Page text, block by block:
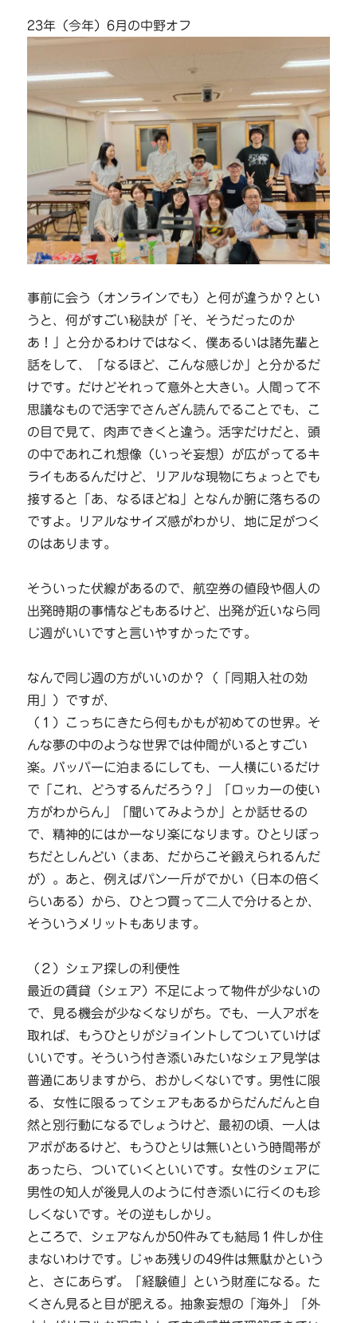
23年（今年）6月の中野オフ
事前に会う（オンラインでも）と何が違うか？とい
うと、何がすごい秘訣が「そ、そうだったのか
あ！」と分かるわけではなく、僕あるいは諸先輩と
話をして、「なるほど、こんな感じか」と分かるだ
けです。だけどそれって意外と大きい。人間って不
思議なもので活字でさんざん読んでることでも、こ
の目で見て、肉声できくと違う。活字だけだと、頭
の中であれこれ想像（いっそ妄想）が広がってるキ
ライもあるんだけど、リアルな現物にちょっとでも
接すると「あ、なるほどね」となんか腑に落ちるの
ですよ。リアルなサイズ感がわかり、地に足がつく
のはあります。
そういった伏線があるので、航空券の値段や個人の
出発時期の事情などもあるけど、出発が近いなら同
じ週がいいですと言いやすかったです。
なんで同じ週の方がいいのか？（「同期入社の効
用」）ですが、
（１）こっちにきたら何もかもが初めての世界。そ
んな夢の中のような世界では仲間がいるとすごい
楽。バッパーに泊まるにしても、一人横にいるだけ
で「これ、どうするんだろう？」「ロッカーの使い
方がわからん」「聞いてみようか」とか話せるの
で、精神的にはかーなり楽になります。ひとりぼっ
ちだとしんどい（まあ、だからこそ鍛えられるんだ
が）。あと、例えばパン一斤がでかい（日本の倍く
らいある）から、ひとつ買って二人で分けるとか、
そういうメリットもあります。
（２）シェア探しの利便性
最近の賃貸（シェア）不足によって物件が少ないの
で、見る機会が少なくなりがち。でも、一人アポを
取れば、もうひとりがジョイントしてついていけば
いいです。そういう付き添いみたいなシェア見学は
普通にありますから、おかしくないです。男性に限
る、女性に限るってシェアもあるからだんだんと自
然と別行動になるでしょうけど、最初の頃、一人は
アポがあるけど、もうひとりは無いという時間帯が
あったら、ついていくといいです。女性のシェアに
男性の知人が後見人のように付き添いに行くのも珍
しくないです。その逆もしかり。
ところで、シェアなんか50件みても結局１件しか住
まないわけです。じゃあ残りの49件は無駄かという
と、さにあらず。「経験値」という財産になる。た
くさん見ると目が肥える。抽象妄想の「海外」「外